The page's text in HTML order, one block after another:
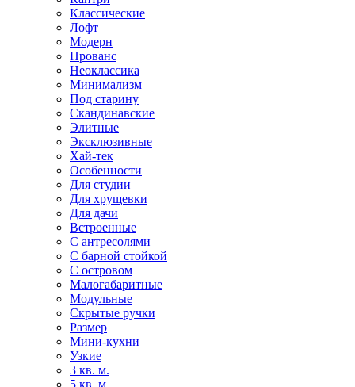
Классические
Лофт
Модерн
Прованс
Неоклассика
Минимализм
Под старину
Скандинавские
Элитные
Эксклюзивные
Хай-тек
Особенности
Для студии
Для хрущевки
Для дачи
Встроенные
С антресолями
С барной стойкой
С островом
Малогабаритные
Модульные
Скрытые ручки
Размер
Мини-кухни
Узкие
3 кв. м.
5 кв. м.